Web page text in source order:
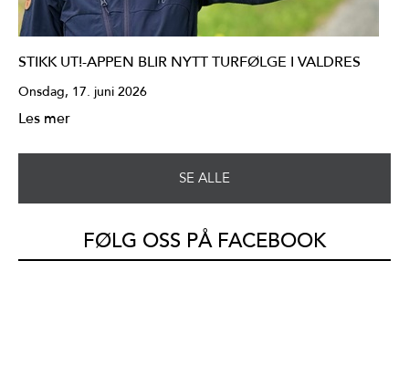
STIKK UT!-APPEN BLIR NYTT TURFØLGE I VALDRES
Onsdag, 17. juni 2026
Les mer
SE ALLE
FØLG OSS PÅ FACEBOOK